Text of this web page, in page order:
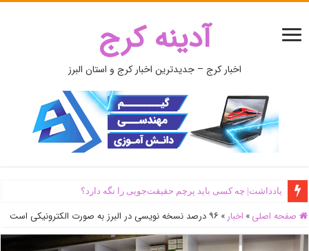
آدینه کرج
اخبار کرج – جدیدترین اخبار کرج و استان البرز
یادداشت| ‌چه کسی باید پرچم حقیقت‌جویی را نگه دارد؟
صفحه اصلی » اخبار » ۹۶ درصد نسخه نویسی در البرز به صورت الکترونیکی است